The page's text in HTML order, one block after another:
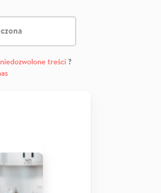
niedozwolone treści?